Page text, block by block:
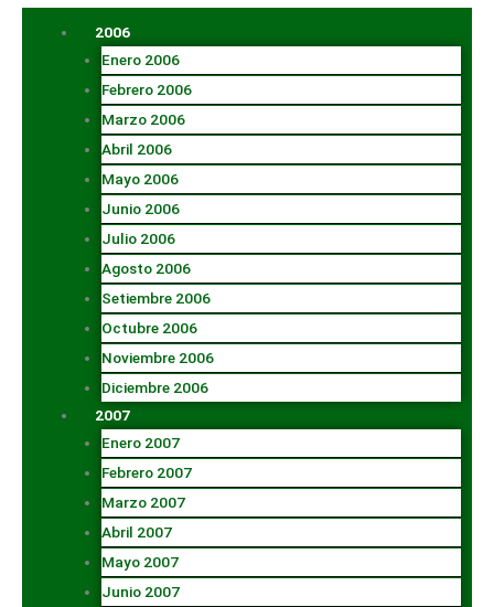
2006
Enero 2006
Febrero 2006
Marzo 2006
Abril 2006
Mayo 2006
Junio 2006
Julio 2006
Agosto 2006
Setiembre 2006
Octubre 2006
Noviembre 2006
Diciembre 2006
2007
Enero 2007
Febrero 2007
Marzo 2007
Abril 2007
Mayo 2007
Junio 2007